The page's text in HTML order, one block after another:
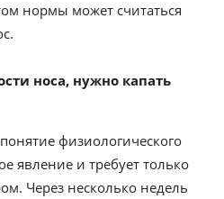
нормы может считаться
носа, нужно капать
физиологического
явление и требует только
Через несколько недель